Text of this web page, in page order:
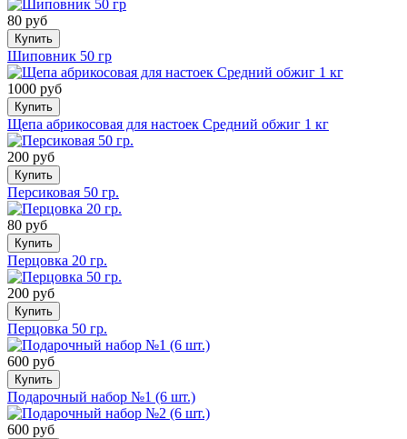
80 руб
Купить
Шиповник 50 гр
1000 руб
Купить
Щепа абрикосовая для настоек Средний обжиг 1 кг
200 руб
Купить
Персиковая 50 гр.
80 руб
Купить
Перцовка 20 гр.
200 руб
Купить
Перцовка 50 гр.
600 руб
Купить
Подарочный набор №1 (6 шт.)
600 руб